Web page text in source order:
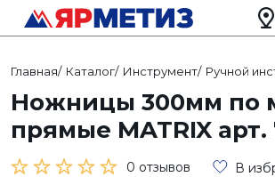
Главная/ Каталог/ Инструмент/ Ручной
Ножницы 300мм по
прямые MATRIX арт.
0 отзывов В